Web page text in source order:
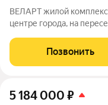
ВЕЛАРТ жилой комплекс
центре города, на
своей архитектурой Клинкерная плитка и композитные панели
Позвонить
5 184 000 ₽